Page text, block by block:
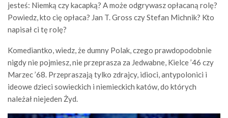
jesteś: Niemką czy kacapką? A może odgrywasz opłacaną rolę?
Powiedz, kto cię opłaca? Jan T. Gross czy Stefan Michnik? Kto
napisał ci tę rolę?
Komediantko, wiedz, że dumny Polak, czego prawdopodobnie
nigdy nie pojmiesz, nie przeprasza za Jedwabne, Kielce ’46 czy
Marzec ’68. Przepraszają tylko zdrajcy, idioci, antypolonici i
ideowe dzieci sowieckich i niemieckich katów, do których
należał niejeden Żyd.